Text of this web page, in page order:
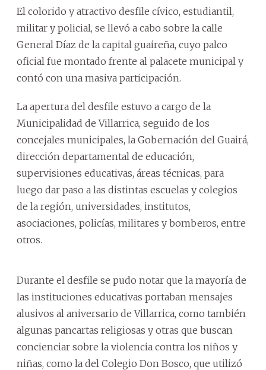
El colorido y atractivo desfile cívico, estudiantil,
militar y policial, se llevó a cabo sobre la calle
General Díaz de la capital guaireña, cuyo palco
oficial fue montado frente al palacete municipal y
contó con una masiva participación.
La apertura del desfile estuvo a cargo de la
Municipalidad de Villarrica, seguido de los
concejales municipales, la Gobernación del Guairá,
dirección departamental de educación,
supervisiones educativas, áreas técnicas, para
luego dar paso a las distintas escuelas y colegios
de la región, universidades, institutos,
asociaciones, policías, militares y bomberos, entre
otros.
Durante el desfile se pudo notar que la mayoría de
las instituciones educativas portaban mensajes
alusivos al aniversario de Villarrica, como también
algunas pancartas religiosas y otras que buscan
concienciar sobre la violencia contra los niños y
niñas, como la del Colegio Don Bosco, que utilizó